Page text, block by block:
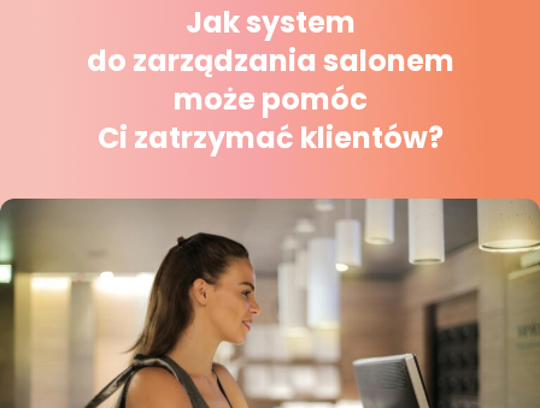
Jak system
do zarządzania salonem
może pomóc
Ci zatrzymać klientów?